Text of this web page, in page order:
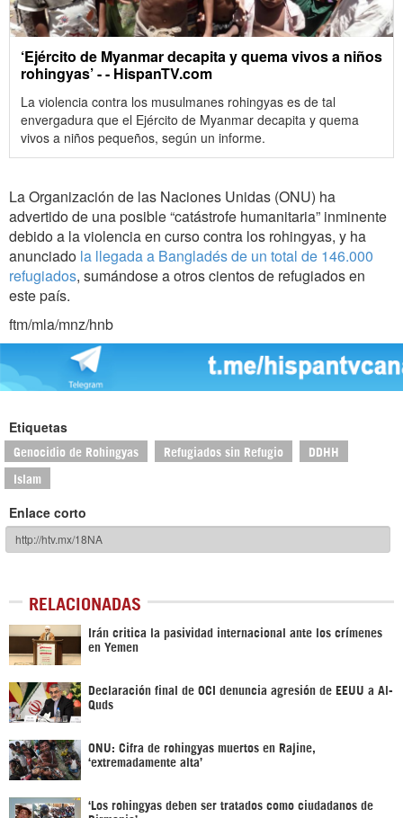
‘Ejército de Myanmar decapita y quema vivos a niños
rohingyas’ - - HispanTV.com
La violencia contra los musulmanes rohingyas es de tal
envergadura que el Ejército de Myanmar decapita y quema
vivos a niños pequeños, según un informe.
La Organización de las Naciones Unidas (ONU) ha
advertido de una posible “catástrofe humanitaria” inminente
debido a la violencia en curso contra los rohingyas, y ha
anunciado la llegada a Bangladés de un total de 146.000
refugiados, sumándose a otros cientos de refugiados en
este país.
ftm/mla/mnz/hnb
Etiquetas
Genocidio de Rohingyas Refugiados sin Refugio DDHH
Islam
Enlace corto
RELACIONADAS
Irán critica la pasividad internacional ante los crímenes
en Yemen
Declaración final de OCI denuncia agresión de EEUU a Al-
Quds
ONU: Cifra de rohingyas muertos en Rajine,
‘extremadamente alta’
‘Los rohingyas deben ser tratados como ciudadanos de